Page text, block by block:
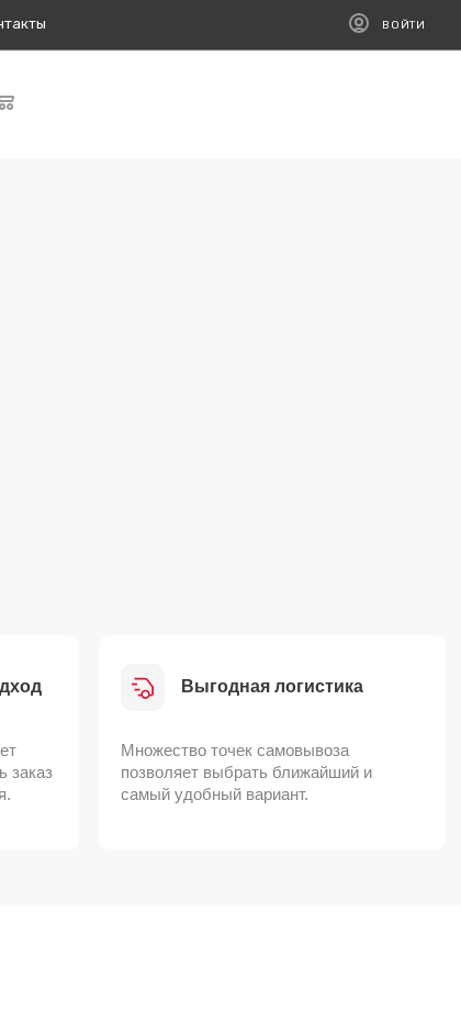
ВОЙТИ
заказ
Выгодная логистика
Множество точек самовывоза
позволяет выбрать ближайший и
самый удобный вариант.